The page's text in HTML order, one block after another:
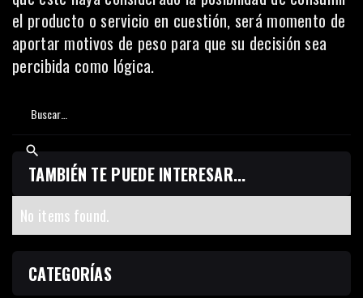
el producto o servicio en cuestión, será momento de
aportar motivos de peso para que su decisión sea
percibida como lógica.
TAMBIÉN TE PUEDE INTERESAR...
No items found.
CATEGORÍAS